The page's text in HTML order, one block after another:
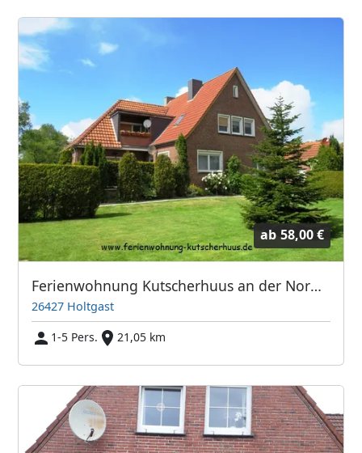
ab 58,00 €
Ferienwohnung Kutscherhuus an der Nordseeküste
26427 Holtgast
1-5 Pers.
21,05 km